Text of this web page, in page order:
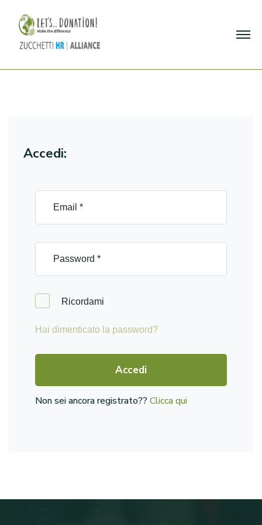
Accedi:
Ricordami
Hai dimenticato la password?
Accedi
Non sei ancora registrato??Clicca qui